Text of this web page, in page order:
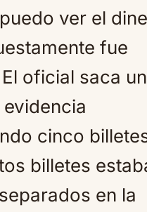
ver el
fue
oficial saca
cinco
billetes
en la